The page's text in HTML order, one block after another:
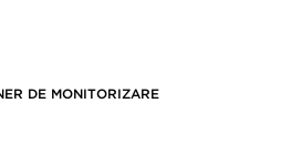
DE MONITORIZARE